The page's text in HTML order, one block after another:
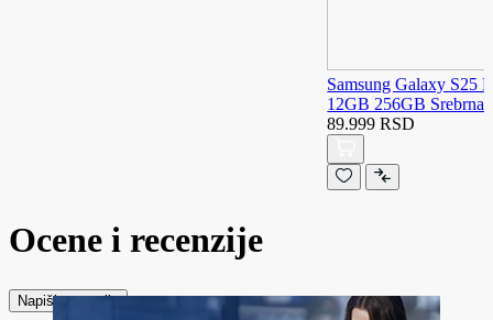
Samsung Galaxy S25
12GB 256GB Srebrna
89.999 RSD
Ocene i recenzije
Napiši recenziju